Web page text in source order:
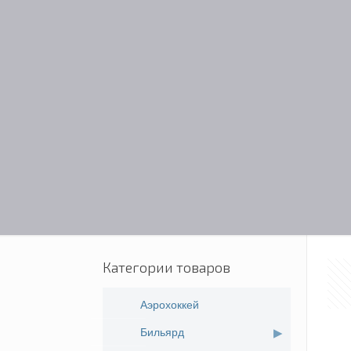
Категории товаров
Аэрохоккей
Бильярд